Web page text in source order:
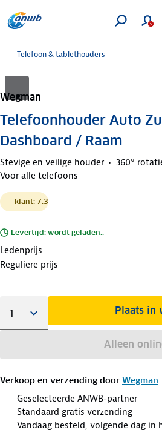
Telefoon & tablethouders
Wegman
Telefoonhouder Auto
Dashboard / Raam
Stevige en veilige houder 360°
Voor alle telefoons
klant: 7.3
Levertijd: wordt geladen..
Ledenprijs
Reguliere prijs
Plaats in
Alleen
Verkoop en verzending door Wegman
Geselecteerde ANWB-partner
Standaard gratis verzending
Vandaag besteld, volgende dag in